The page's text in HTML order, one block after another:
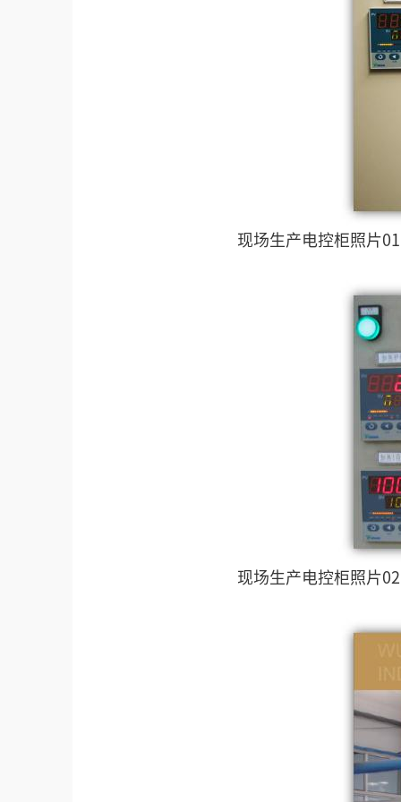
现场生产电控柜照
现场生产电控柜照